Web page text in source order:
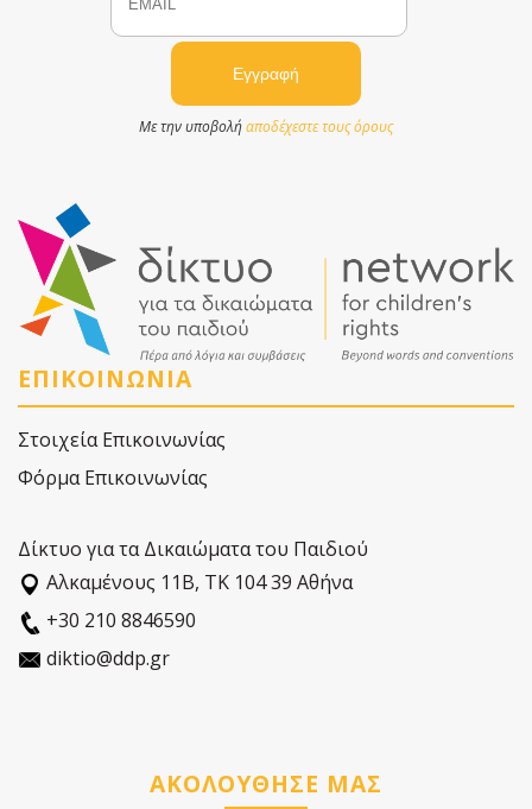
Με την υποβολήαποδέχεστε τους όρους
ΕΠΙΚΟΙΝΩΝΙΑ
Στοιχεία Επικοινωνίας
Φόρμα Επικοινωνίας
Δίκτυο για τα Δικαιώματα του Παιδιού
Αλκαµένους 11Β, ΤΚ 104 39 Αθήνα
+30 210 8846590
diktio@ddp.gr
ΑΚΟΛΟΥΘΗΣΕ ΜΑΣ